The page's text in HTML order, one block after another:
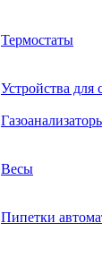
Термостаты
Устройства
Весы
Пипетки